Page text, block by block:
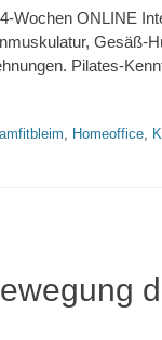
Wochen ONLINE
Gesäß-
Pilates-
, Homeoffice,